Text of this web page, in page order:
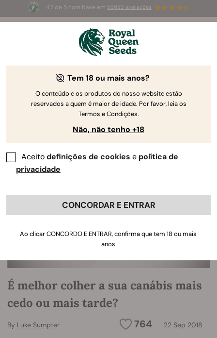
4.7 de 5 com base em 58653 avaliações
Summer Sales: até 50%
de desconto! ⏤
O Guia de Cultivo da Canábis pela Royal Queen Seeds
Localizador de Guias de Cultivo
É melhor colher a sua canábis mais
cedo ou mais tarde?
764 22 Sep 2018
By Luke Sumpter
Tem 18 ou mais anos?
O conteúdo e os produtos do nosso website estão
reservados a quem é maior de idade. Por favor, leia os
Termos e Condições.
Não, não tenho +18
Aceitodefinições de cookies e política de
privacidade
CONCORDAR E ENTRAR
Ao clicar CONCORDO E ENTRAR, confirma que tem 18 ou mais
anos